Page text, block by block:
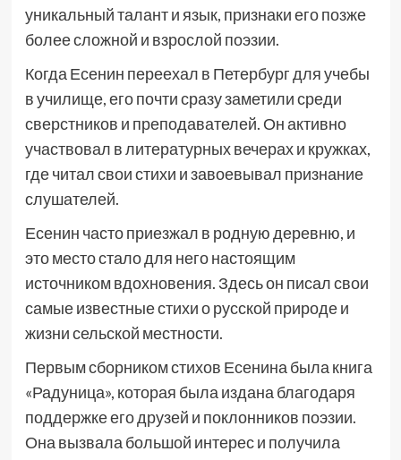
уникальный талант и язык, признаки его позже
более сложной и взрослой поэзии.
Когда Есенин переехал в Петербург для учебы
в училище, его почти сразу заметили среди
сверстников и преподавателей. Он активно
участвовал в литературных вечерах и кружках,
где читал свои стихи и завоевывал признание
слушателей.
Есенин часто приезжал в родную деревню, и
это место стало для него настоящим
источником вдохновения. Здесь он писал свои
самые известные стихи о русской природе и
жизни сельской местности.
Первым сборником стихов Есенина была книга
«Радуница», которая была издана благодаря
поддержке его друзей и поклонников поэзии.
Она вызвала большой интерес и получила